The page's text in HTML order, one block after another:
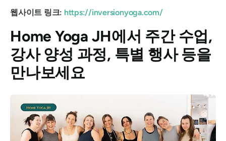
웹사이트 링크: https://inversionyoga.com/
Home Yoga JH에서 주간 수업,
강사 양성 과정, 특별 행사 등을
만나보세요